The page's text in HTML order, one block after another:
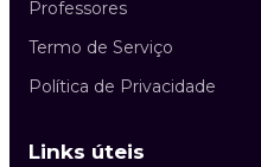
Professores
Termo de Serviço
Política de Privacidade
Links úteis